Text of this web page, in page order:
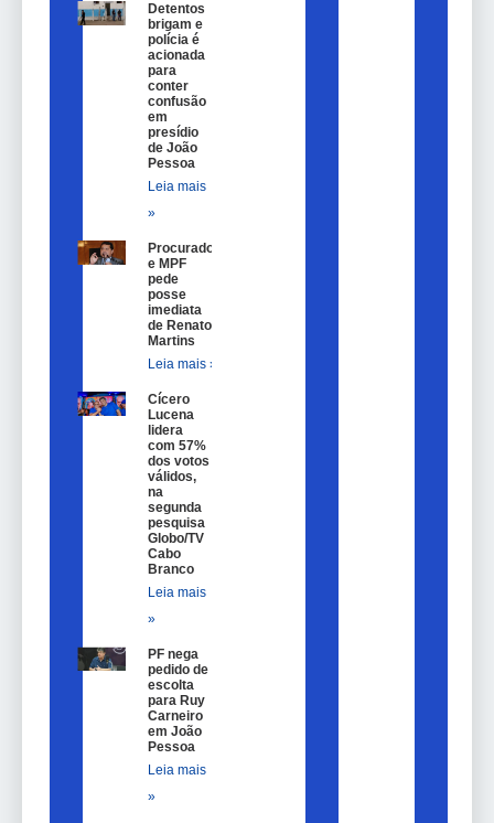
Detentos
brigam e
polícia é
acionada
para
conter
confusão
em
presídio
de João
Pessoa
Leia mais
»
Procurador
e MPF
pede
posse
imediata
de Renato
Martins
Leia mais »
Cícero
Lucena
lidera
com 57%
dos votos
válidos,
na
segunda
pesquisa
Globo/TV
Cabo
Branco
Leia mais
»
PF nega
pedido de
escolta
para Ruy
Carneiro
em João
Pessoa
Leia mais
»